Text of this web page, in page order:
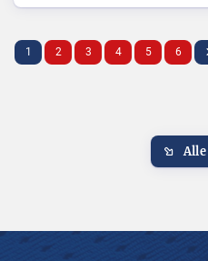
1 2 3 4 5 6
Alle